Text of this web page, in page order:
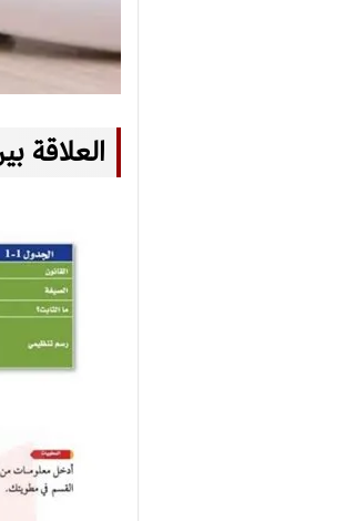
العلاقة